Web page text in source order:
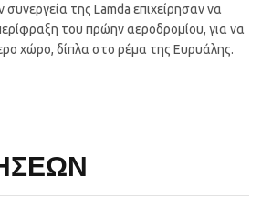
της Lamda επιχείρησαν να
του πρώην αεροδρομίου, για να
χώρο, δίπλα στο ρέμα της Ευρυάλης.